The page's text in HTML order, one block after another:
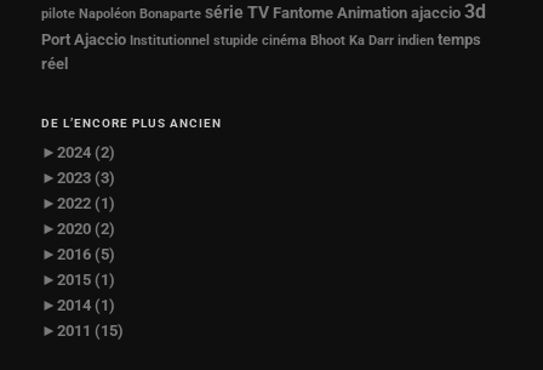
pilote Napoléon Bonaparte série TV Fantome Animation ajaccio 3d
Port Ajaccio Institutionnel stupide cinéma Bhoot Ka Darr indien temps
réel
DE L’ENCORE PLUS ANCIEN
►2024 (2)
►2023 (3)
►2022 (1)
►2020 (2)
►2016 (5)
►2015 (1)
►2014 (1)
►2011 (15)